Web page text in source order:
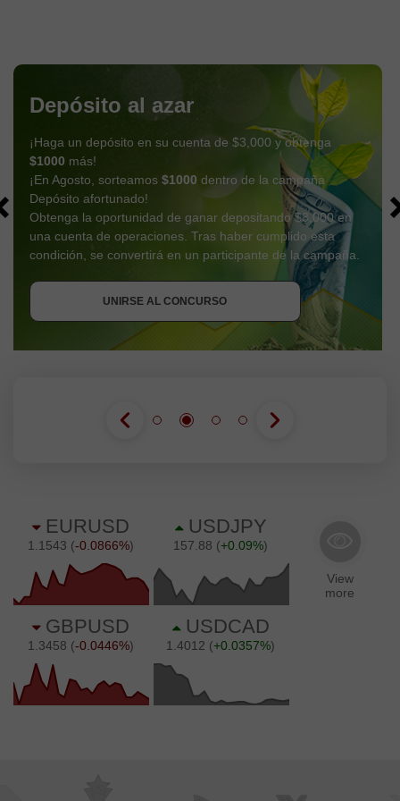
UNIRSE AL CONCURSO
Depósito al azar
¡Haga un depósito en su cuenta de $3,000 y obtenga
$1000 más!
¡En Agosto, sorteamos $1000 dentro de la campaña
Depósito afortunado!
Obtenga la oportunidad de ganar depositando $3,000 en
una cuenta de operaciones. Tras haber cumplido esta
condición, se convertirá en un participante de la campaña.
UNIRSE AL CONCURSO
OBTENER BONO